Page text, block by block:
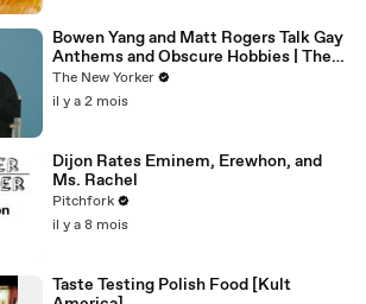
Bowen Yang and Matt Rogers Talk Gay
Anthems and Obscure Hobbies | The
Mini Interview | The New Yorker
The New Yorker
il y a 2 mois
Dijon Rates Eminem, Erewhon, and
Ms. Rachel
Pitchfork
il y a 8 mois
Taste Testing Polish Food [Kult